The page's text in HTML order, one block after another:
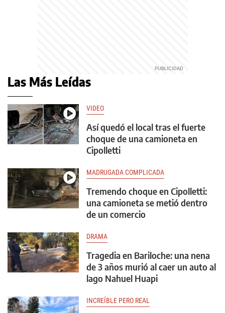
Las Más Leídas
VIDEO
Así quedó el local tras el fuerte
choque de una camioneta en
Cipolletti
MADRUGADA COMPLICADA
Tremendo choque en Cipolletti:
una camioneta se metió dentro
de un comercio
DRAMA
Tragedia en Bariloche: una nena
de 3 años murió al caer un auto al
lago Nahuel Huapi
INCREÍBLE PERO REAL